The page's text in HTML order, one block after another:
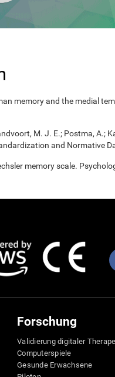
memory and the medial
M. J. E.; Postma, A.;
and Normative
memory scale.
Forschung
Validierung digitaler
Computerspiele
Gesunde Erwachsene